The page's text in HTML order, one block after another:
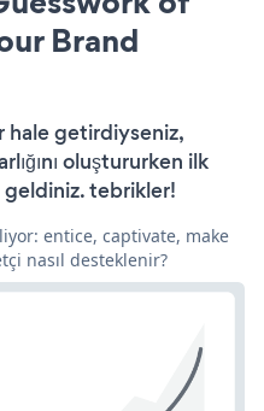
Brand
hale getirdiyseniz,
oluştururken ilk
tebrikler!
entice, captivate, make
nasıl desteklenir?